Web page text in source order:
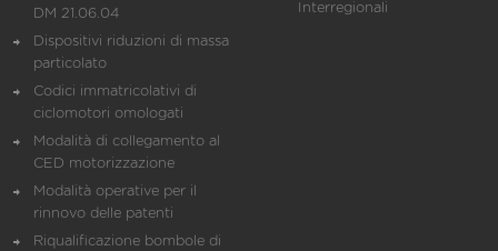
DM 21.06.04
Dispositivi riduzioni di massa
particolato
Codici immatricolativi di
ciclomotori omologati
Modalità di collegamento al
CED motorizzazione
Modalità operative per il
rinnovo delle patenti
Riqualificazione bombole di
Interregionali